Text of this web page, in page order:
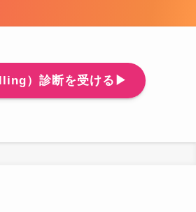
）診断を受ける▶